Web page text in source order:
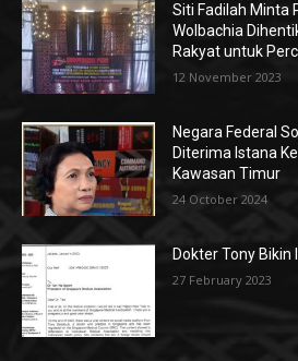
Siti Fadilah Minta
Wolbachia
Rakyat untuk
12 November 2023
Negara Federal
Diterima Istana
Kawasan Timur
24 October 2024
Dokter Tony Bikin
27 February 2023